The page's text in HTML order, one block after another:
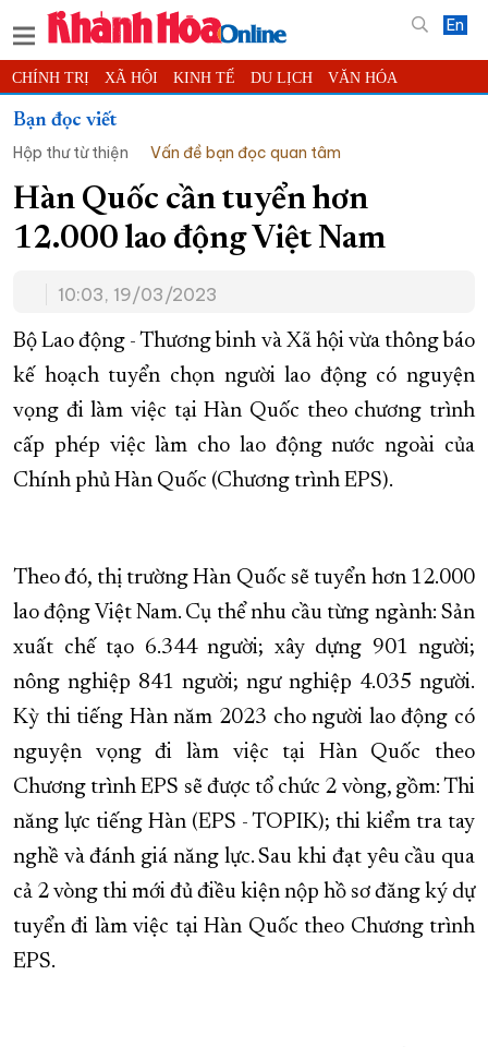
En
CHÍNH TRỊ XÃ HỘI KINH TẾ DU LỊCH VĂN HÓA
THỂ THAO ĐỜI SỐNG
KHOA HỌC - CÔNG NGHỆ PHÁP LUẬT BẠN ĐỌC
THẾ GIỚI MULTIMEDIA VIDEO ĐỌC BÁO ONLINE
PODCAST THÔNG TIN - QUẢNG CÁO
TRƯỜNG SA BIỂN ĐẢO QUÊ HƯƠNG
CHUNG TAY CẢI CÁCH HÀNH CHÍNH
XÂY DỰNG NÔNG THÔN MỚI LỊCH CẮT ĐIỆN
TÀU - XE - MÁY BAY
KỶ NIỆM 370 NĂM XÂY DỰNG VÀ PHÁT TRIỂN TỈNH KHÁNH HÒA
KHOẢNH KHẮC ĐẸP XỨ TRẦM
Bạn đọc viết
Hộp thư từ thiện
Vấn đề bạn đọc quan tâm
Hàn Quốc cần tuyển hơn
12.000 lao động Việt Nam
10:03, 19/03/2023
Bộ Lao động - Thương binh và Xã hội vừa thông báo
kế hoạch tuyển chọn người lao động có nguyện
vọng đi làm việc tại Hàn Quốc theo chương trình
cấp phép việc làm cho lao động nước ngoài của
Chính phủ Hàn Quốc (Chương trình EPS).
Theo đó, thị trường Hàn Quốc sẽ tuyển hơn 12.000
lao động Việt Nam. Cụ thể nhu cầu từng ngành: Sản
xuất chế tạo 6.344 người; xây dựng 901 người;
nông nghiệp 841 người; ngư nghiệp 4.035 người.
Kỳ thi tiếng Hàn năm 2023 cho người lao động có
nguyện vọng đi làm việc tại Hàn Quốc theo
Chương trình EPS sẽ được tổ chức 2 vòng, gồm: Thi
năng lực tiếng Hàn (EPS - TOPIK); thi kiểm tra tay
nghề và đánh giá năng lực. Sau khi đạt yêu cầu qua
cả 2 vòng thi mới đủ điều kiện nộp hồ sơ đăng ký dự
tuyển đi làm việc tại Hàn Quốc theo Chương trình
EPS.